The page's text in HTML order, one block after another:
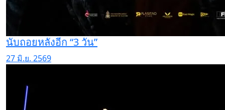
นับถอยหลังอีก “3 วัน”
27 มิ.ย. 2569